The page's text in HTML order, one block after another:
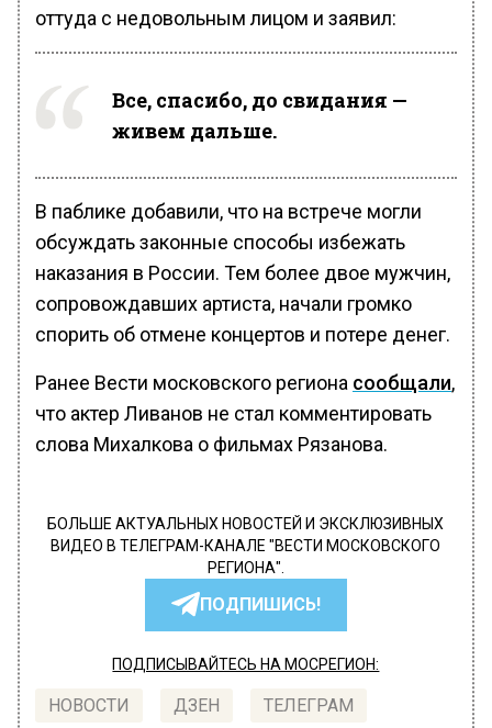
оттуда с недовольным лицом и заявил:
Все, спасибо, до свидания —
живем дальше.
В паблике добавили, что на встрече могли
обсуждать законные способы избежать
наказания в России. Тем более двое мужчин,
сопровождавших артиста, начали громко
спорить об отмене концертов и потере денег.
Ранее Вести московского региона сообщали,
что актер Ливанов не стал комментировать
слова Михалкова о фильмах Рязанова.
БОЛЬШЕ АКТУАЛЬНЫХ НОВОСТЕЙ И ЭКСКЛЮЗИВНЫХ
ВИДЕО В ТЕЛЕГРАМ-КАНАЛЕ "ВЕСТИ МОСКОВСКОГО
РЕГИОНА".
ПОДПИШИСЬ!
ПОДПИСЫВАЙТЕСЬ НА МОСРЕГИОН:
НОВОСТИ ДЗЕН ТЕЛЕГРАМ